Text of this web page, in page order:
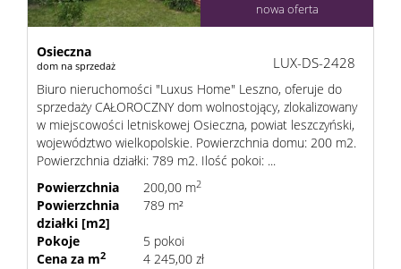
nowa oferta
Osieczna
dom na sprzedaż LUX-DS-2428
Biuro nieruchomości "Luxus Home" Leszno, oferuje do
sprzedaży CAŁOROCZNY dom wolnostojący, zlokalizowany
w miejscowości letniskowej Osieczna, powiat leszczyński,
województwo wielkopolskie. Powierzchnia domu: 200 m2.
Powierzchnia działki: 789 m2. Ilość pokoi: ...
Powierzchnia
200,00 m2
Powierzchnia
działki [m2]
789 m²
Pokoje
5 pokoi
Cena za m2 4 245,00 zł